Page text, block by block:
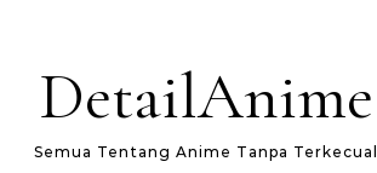
DetailAnime
Semua Tentang Anime Tanpa Terkecual